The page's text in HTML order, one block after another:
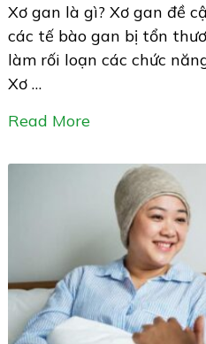
Xơ gan là gì? Xơ gan đề
các tế bào gan bị tổn
làm rối loạn các chức
Xơ …
Read More